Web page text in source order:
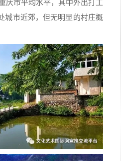
城市近郊，但无明显的村庄概